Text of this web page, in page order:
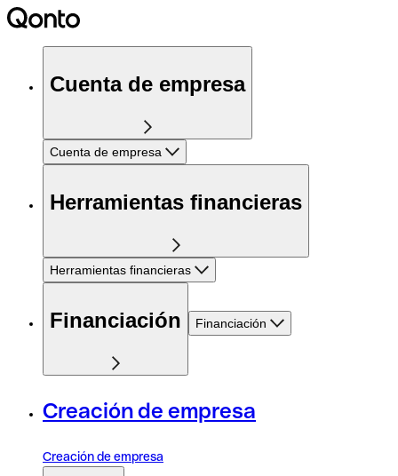
Cuenta de empresa
Cuenta de empresa
Herramientas financieras
Herramientas financieras
Financiación Financiación
Creación de empresa
Creación de empresa